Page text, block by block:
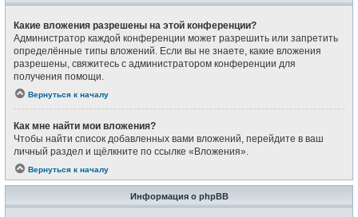
Какие вложения разрешены на этой конференции?
Администратор каждой конференции может разрешить или запретить
определённые типы вложений. Если вы не знаете, какие вложения
разрешены, свяжитесь с администратором конференции для
получения помощи.
Вернуться к началу
Как мне найти мои вложения?
Чтобы найти список добавленных вами вложений, перейдите в ваш
личный раздел и щёлкните по ссылке «Вложения».
Вернуться к началу
Информация о phpBB